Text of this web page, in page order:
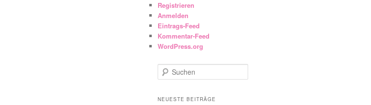
Registrieren
Anmelden
Eintrags-Feed
Kommentar-Feed
WordPress.org
Suchen
NEUESTE BEITRÄGE